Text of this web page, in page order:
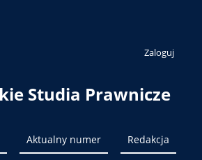
Zaloguj
Studia Prawnicze
Aktualny numer Redakcja